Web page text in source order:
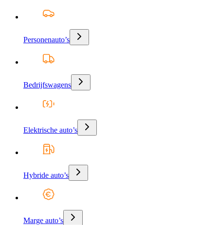
Personenauto’s
Bedrijfswagens
Elektrische auto’s
Hybride auto’s
Marge auto’s